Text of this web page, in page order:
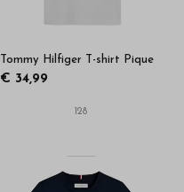
Tommy Hilfiger T-shirt Pique
€ 34,99
128